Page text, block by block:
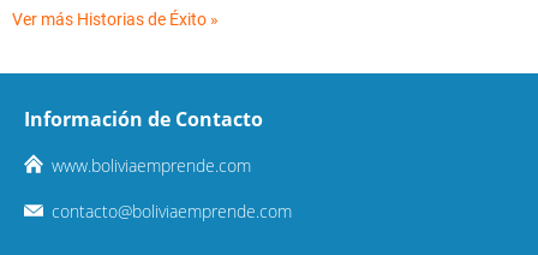
Ver más Historias de Éxito »
Información de Contacto
www.boliviaemprende.com
contacto@boliviaemprende.com